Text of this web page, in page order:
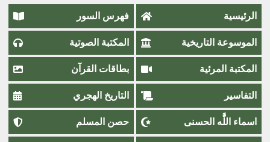
الرئيسية فهرس السور
الموسوعة التاريخية المكتبة الصوتية
المكتبة المرئية بطاقات القرآن
التفاسير التاريخ الهجري
اسماء اللَّٰه الحسنى حصن المسلم